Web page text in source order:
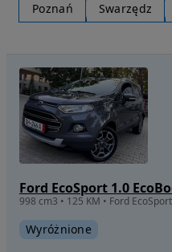
Poznań Swarzędz
Ford EcoSport 1.0
Wyróżnione